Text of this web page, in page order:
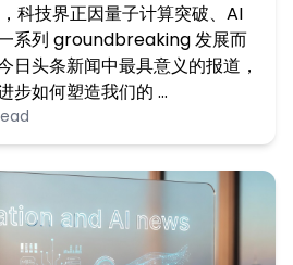
科技界正因量子计算突破、AI
系列 groundbreaking 发展而
日头条新闻中最具意义的报道，
步如何塑造我们的 …